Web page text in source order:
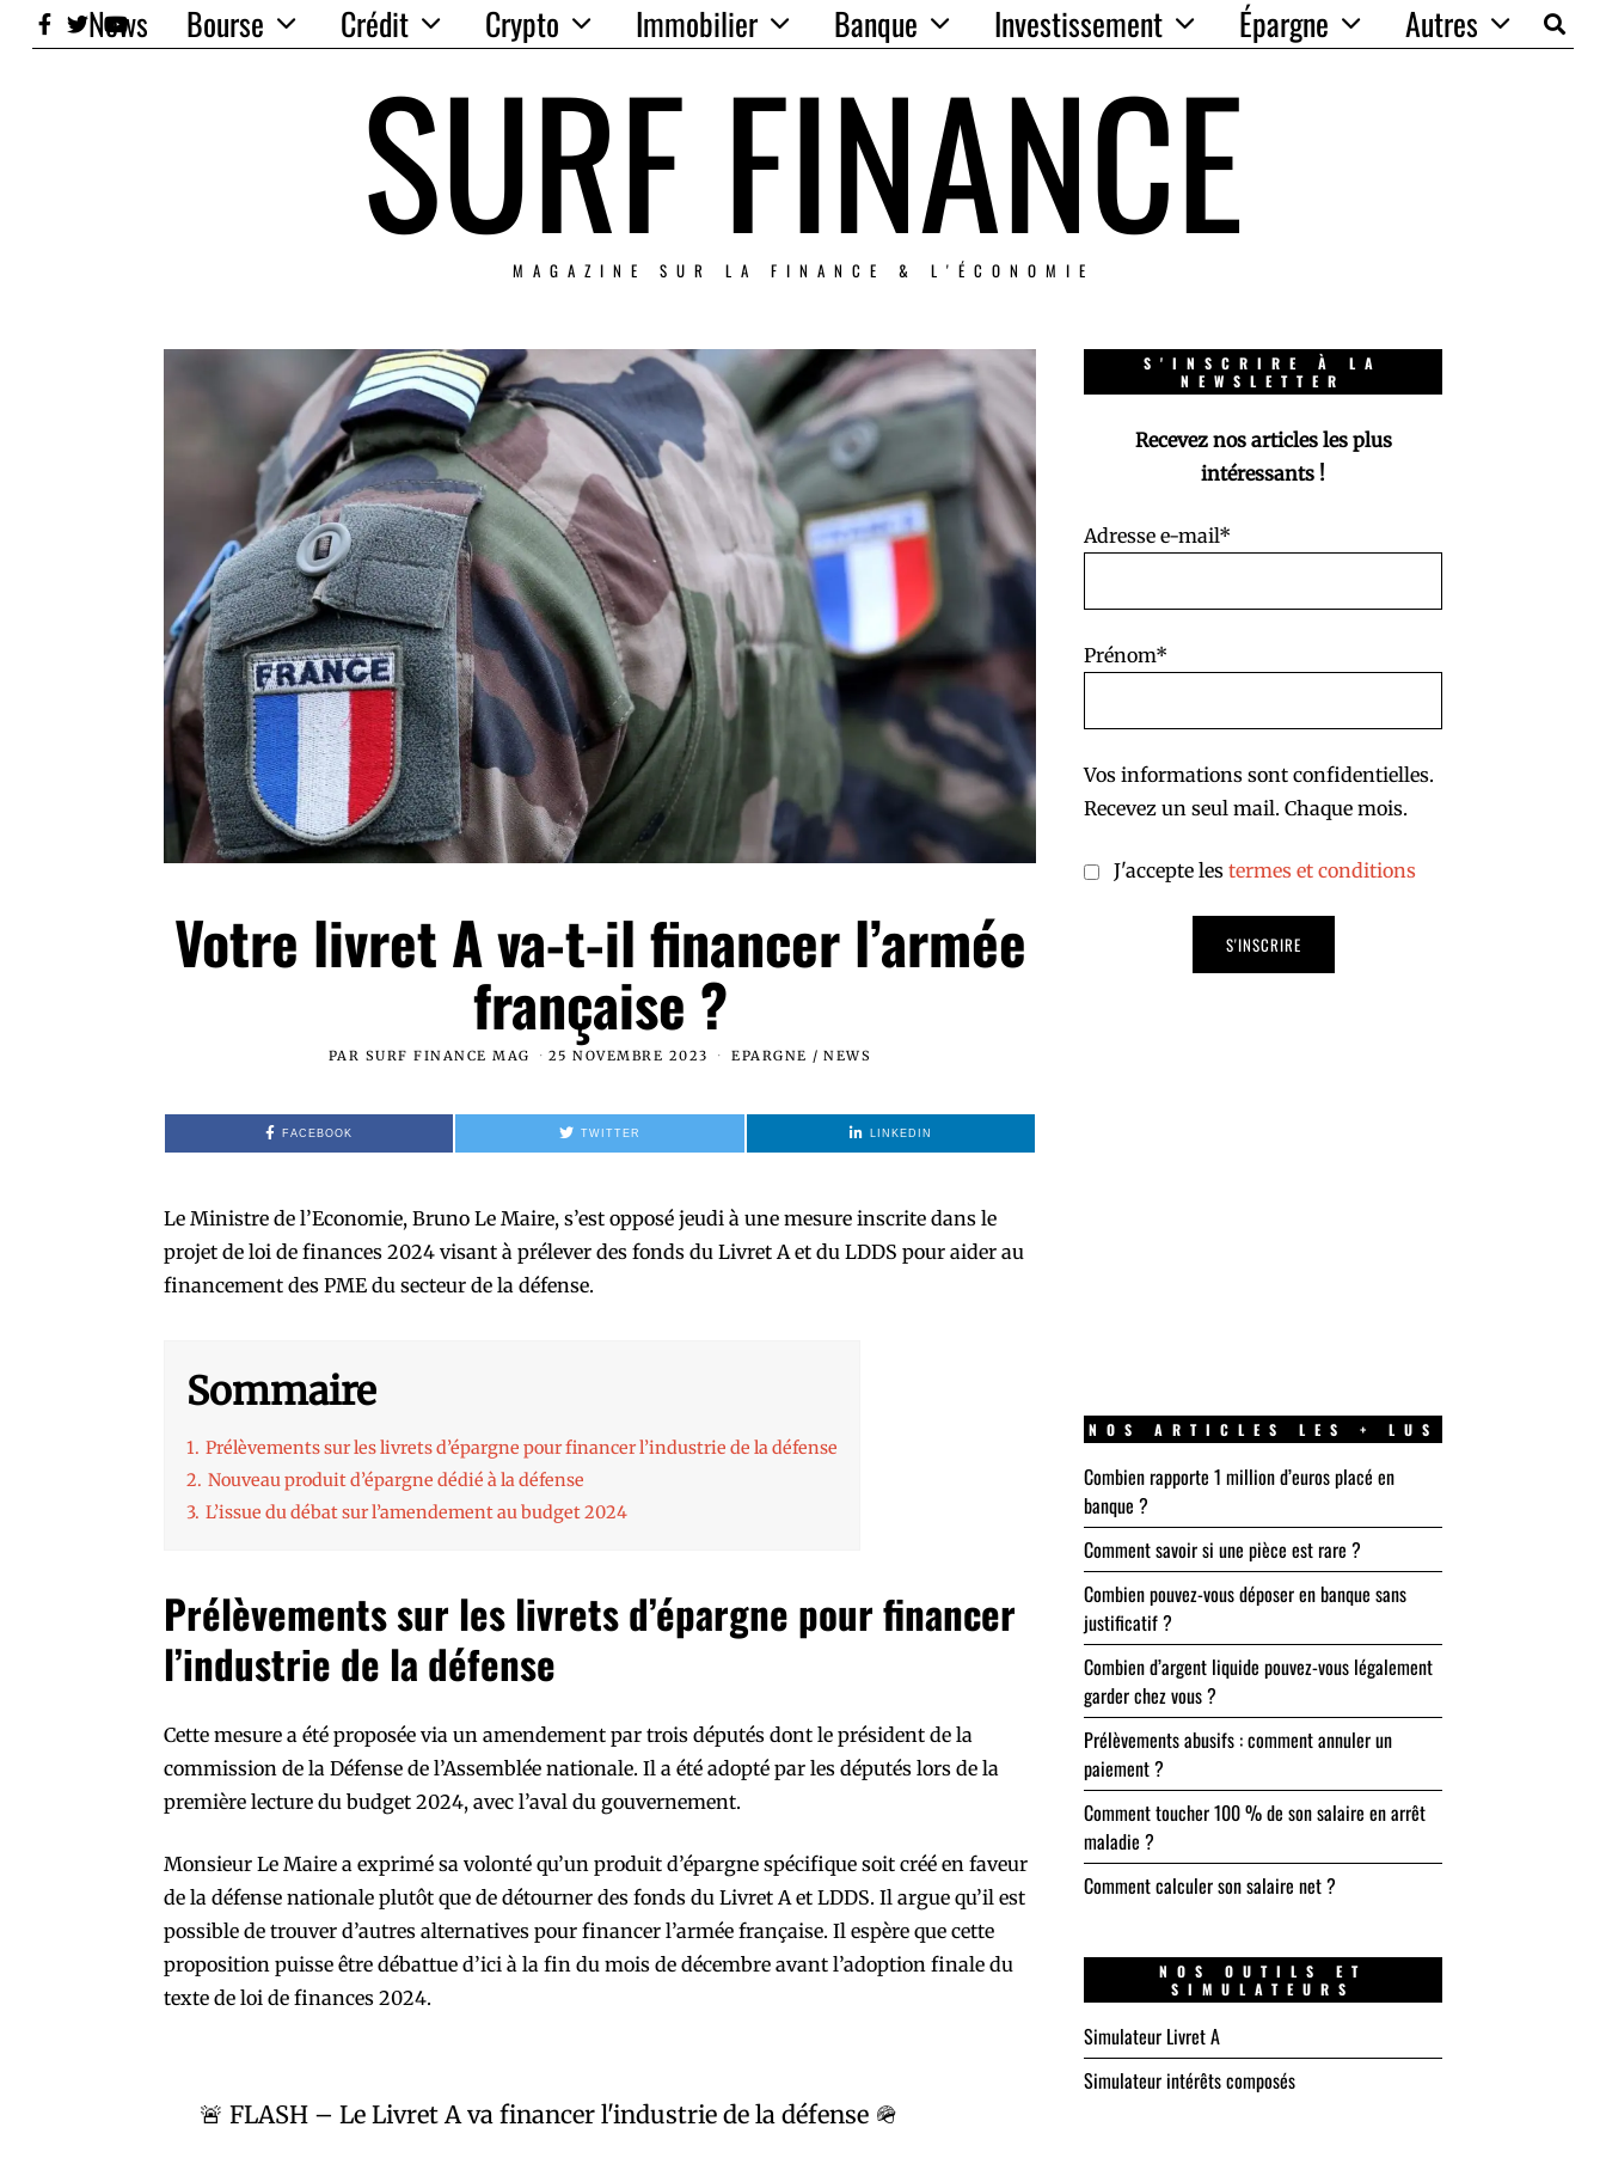
News Bourse Crédit Crypto Immobilier Banque Investissement Épargne Autres
SURF FINANCE
MAGAZINE SUR LA FINANCE & L'ÉCONOMIE
Votre livret A va-t-il financer l’armée
française ?
PAR SURF FINANCE MAG 25 NOVEMBRE 2023 EPARGNE / NEWS
FACEBOOK TWITTER LINKEDIN
Le Ministre de l’Economie, Bruno Le Maire, s’est opposé jeudi à une mesure inscrite dans le
projet de loi de finances 2024 visant à prélever des fonds du Livret A et du LDDS pour aider au
financement des PME du secteur de la défense.
Sommaire
1. Prélèvements sur les livrets d’épargne pour financer l’industrie de la défense
2. Nouveau produit d’épargne dédié à la défense
3. L’issue du débat sur l’amendement au budget 2024
Prélèvements sur les livrets d’épargne pour financer
l’industrie de la défense
Cette mesure a été proposée via un amendement par trois députés dont le président de la
commission de la Défense de l’Assemblée nationale. Il a été adopté par les députés lors de la
première lecture du budget 2024, avec l’aval du gouvernement.
Monsieur Le Maire a exprimé sa volonté qu’un produit d’épargne spécifique soit créé en faveur
de la défense nationale plutôt que de détourner des fonds du Livret A et LDDS. Il argue qu’il est
possible de trouver d’autres alternatives pour financer l’armée française. Il espère que cette
proposition puisse être débattue d’ici à la fin du mois de décembre avant l’adoption finale du
texte de loi de finances 2024.
🚨 FLASH – Le Livret A va financer l'industrie de la défense 🪖
S'INSCRIRE À LA
NEWSLETTER
Recevez nos articles les plus
intéressants !
Adresse e-mail*
Prénom*
Vos informations sont confidentielles.
Recevez un seul mail. Chaque mois.
J'accepte les termes et conditions
NOS ARTICLES LES + LUS
Combien rapporte 1 million d’euros placé en
banque ?
Comment savoir si une pièce est rare ?
Combien pouvez-vous déposer en banque sans
justificatif ?
Combien d’argent liquide pouvez-vous légalement
garder chez vous ?
Prélèvements abusifs : comment annuler un
paiement ?
Comment toucher 100 % de son salaire en arrêt
maladie ?
Comment calculer son salaire net ?
NOS OUTILS ET
SIMULATEURS
Simulateur Livret A
Simulateur intérêts composés